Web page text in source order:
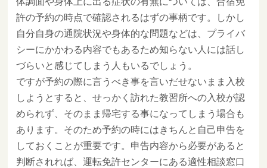
許の予約の時点で確認されるはずの事柄です。しかし
自分自身の通院状況や身体的な問題などは、プライバ
シーにかかわる内容でもあるため知らない人には話し
づらいと感じてしまう人もいるでしょう。
ですが予約の際に言うべき事を言いだせないまま入校
しようとすると、せっかく訪れた教習所への入校が認
められず、そのまま帰宅する事になってしまう場合も
あります。そのため予約の時にはきちんと自己申告を
しておくことが重要です。申告内容から必要があると
判断されれば、運転免許センターにある適性相談窓口